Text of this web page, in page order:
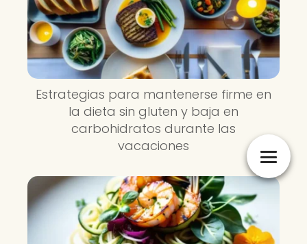
Estrategias para mantenerse firme en
la dieta sin gluten y baja en
carbohidratos durante las
vacaciones